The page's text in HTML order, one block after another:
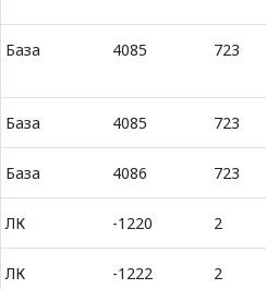
База 4085 723
База 4085 723
База 4086 723
ЛК -1220 2
ЛК -1222 2